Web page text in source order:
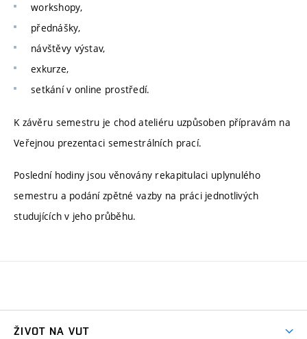
workshopy,
přednášky,
návštěvy výstav,
exkurze,
setkání v online prostředí.
K závěru semestru je chod ateliéru uzpůsoben přípravám na
Veřejnou prezentaci semestrálních prací.
Poslední hodiny jsou věnovány rekapitulaci uplynulého
semestru a podání zpětné vazby na práci jednotlivých
studujících v jeho průběhu.
ŽIVOT NA VUT